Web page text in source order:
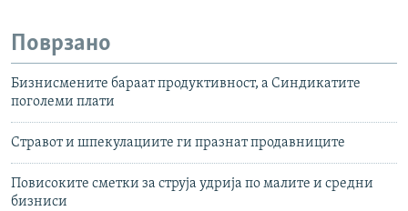
Поврзано
Бизнисмените бараат продуктивност, а Синдикатите
поголеми плати
Стравот и шпекулациите ги празнат продавниците
Повисоките сметки за струја удрија по малите и средни
бизниси